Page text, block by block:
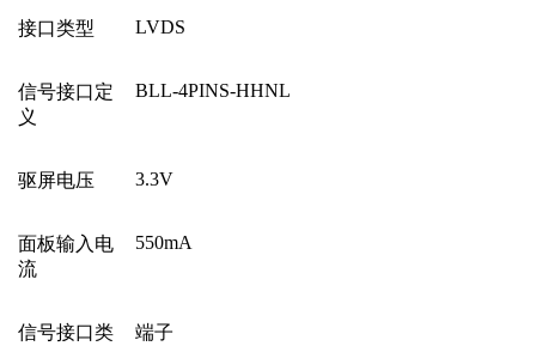
接口类型 LVDS
信号接口定
义
BLL-4PINS-HHNL
驱屏电压 3.3V
面板输入电
流
550mA
信号接口类
端子